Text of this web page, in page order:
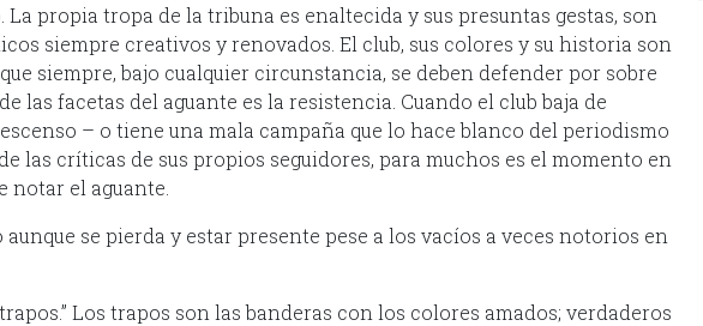
propia tropa de la tribuna es enaltecida y sus presuntas gestas, son
siempre creativos y renovados. El club, sus colores y su historia son
siempre, bajo cualquier circunstancia, se deben defender por sobre
las facetas del aguante es la resistencia. Cuando el club baja de
– o tiene una mala campaña que lo hace blanco del periodismo
las críticas de sus propios seguidores, para muchos es el momento en
notar el aguante.
se pierda y estar presente pese a los vacíos a veces notorios en
Los trapos son las banderas con los colores amados; verdaderos